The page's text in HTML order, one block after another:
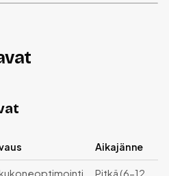
Aikajänne
Pitkä (6-12